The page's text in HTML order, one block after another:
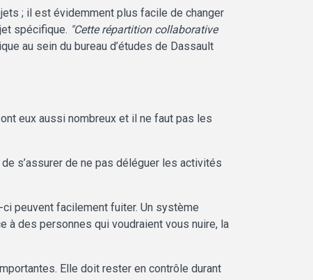
; il est évidemment plus facile de changer
spécifique. "Cette répartition collaborative
au sein du bureau d’études de Dassault
eux aussi nombreux et il ne faut pas les
s’assurer de ne pas déléguer les activités
peuvent facilement fuiter. Un système
des personnes qui voudraient vous nuire, la
Elle doit rester en contrôle durant